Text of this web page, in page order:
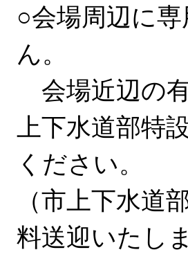
○会場周辺に
ん。
会場近辺の
上下水道部特
ください。
（市上下水道
料送迎いたし